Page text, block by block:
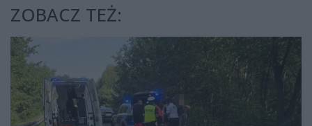
ZOBACZ TEŻ: